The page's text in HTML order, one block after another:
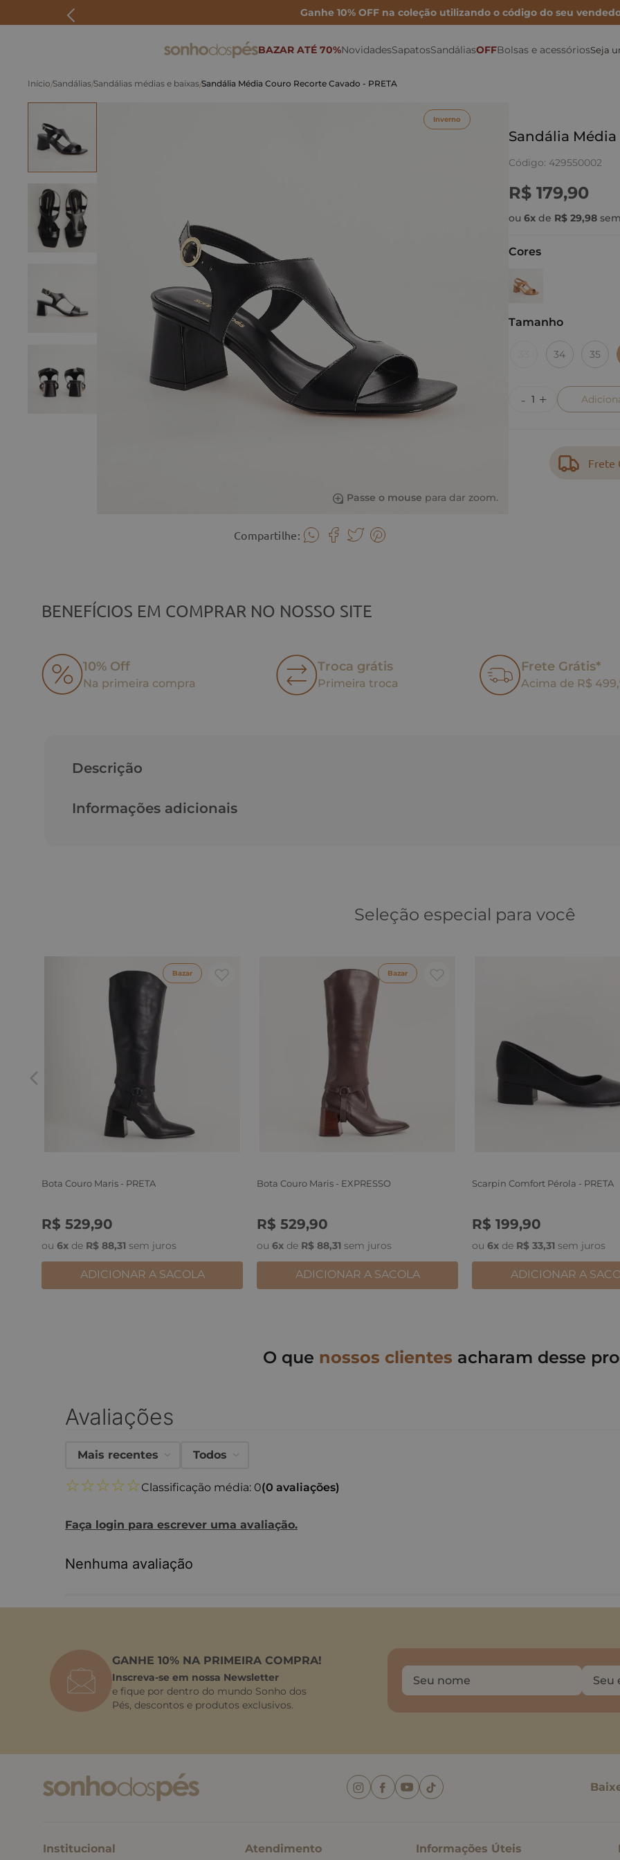
Ganhe 10% OFF na coleção utilizando o código do seu
BAZAR ATÉ 70%Novidades
Sonho por Nay
Sapatos
Sapatilhas
Scarpins
Sandálias
Anabelas
Plataformas
Sandálias Altas
Sandálias médias e baixas
OFFBolsas e acessórios
Bolsa Média
Bolsa Mini
Seja
Sandálias Sandálias médias e baixas Sandália Média Couro Recorte Cavado - PRETA
Inverno
Passe o mouse para dar zoom.
Compartilhe:
Sandália Média
Código: 429550002
R$ 179,90
ou6x de R$ 29,98
Cores
Tamanho
34 35
Frete
BENEFÍCIOS EM COMPRAR NO NOSSO SITE
10% Off
Na primeira compra
Troca grátis
Primeira troca
Frete Grátis*
Acima de R$
Descrição
Informações adicionais
Seleção especial para você
Bazar
Bota Couro Maris - PRETA
R$ 529,90
ou 6x de R$ 88,31 sem juros
36
ADICIONAR A SACOLA
Bazar
Bota Couro Maris - EXPRESSO
R$ 529,90
ou 6x de R$ 88,31 sem juros
36
ADICIONAR A SACOLA
Scarpin Comfort Pérola - PRETA
R$ 199,90
ou 6x de R$ 33,31 sem juros
36
ADICIONAR A
O que nossos clientes acharam desse
Avaliações
☆☆☆☆☆Classificação média: 0(0 avaliações)
Faça login para escrever uma avaliação.
Mais recentes Todos
Nenhuma avaliação
GANHE 10% NA PRIMEIRA COMPRA!
Inscreva-se em nossa Newsletter
e fique por dentro do mundo Sonho dos
Pés, descontos e produtos exclusivos.
Institucional Atendimento Informações Úteis